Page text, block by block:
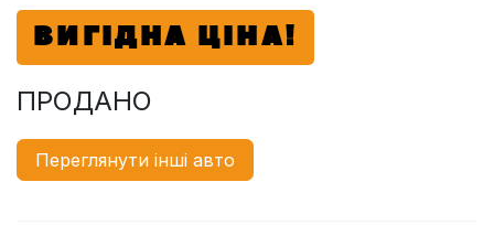
ВИГІДНА ЦІНА!
ПРОДАНО
Переглянути інші авто